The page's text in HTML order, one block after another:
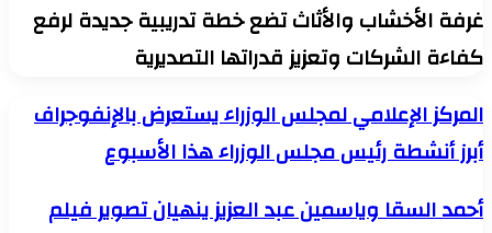
غرفة الأخشاب والأثاث تضع خطة تدريبية جديدة لرفع
كفاءة الشركات وتعزيز قدراتها التصديرية
المركز
الإعلامي
لمجلس
الوزراء
بالإنفوجراف
المركز الإعلامي لمجلس الوزراء يستعرض بالإنفوجراف
أبرز أنشطة رئيس مجلس الوزراء هذا الأسبوع
أحمد
السقا
أحمد السقا وياسمين عبد العزيز ينهيان تصوير فيلم